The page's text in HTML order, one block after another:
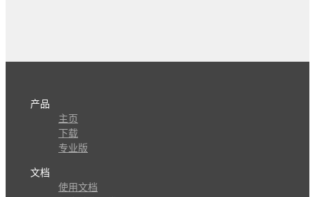
产品
主页
下载
专业版
文档
使用文档